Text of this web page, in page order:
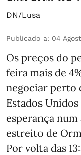
DN/Lusa
Publicado a: 04
Os preços do
feira mais de
negociar perto
Estados
esperança
estreito de
Por volta das